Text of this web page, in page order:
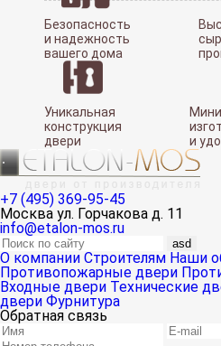
Безопасность
и надежность
вашего дома
Уникальная
конструкция
двери
и
+7 (495) 369-95-45
Москва ул. Горчакова д. 11
info@etalon-mos.ru
asd
О компании Строителям Наши
Противопожарные двери
Входные двери Технические
двери Фурнитура
Обратная связь